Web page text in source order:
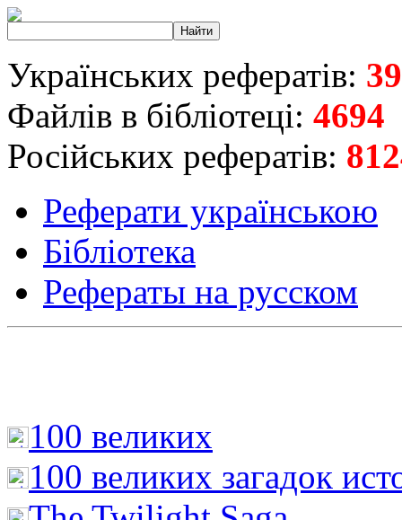
Українських рефератів:
Файлів в бібліотеці: 4694
Російських рефератів:
Реферати українською
Бібліотека
Рефераты на русском
100 великих
100 великих загадок